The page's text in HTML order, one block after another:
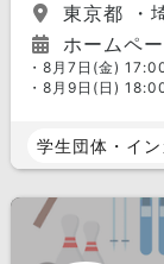
東京都 ・
ホームペ
・8月7日(金)
・8月9日(日)
学生団体・イン